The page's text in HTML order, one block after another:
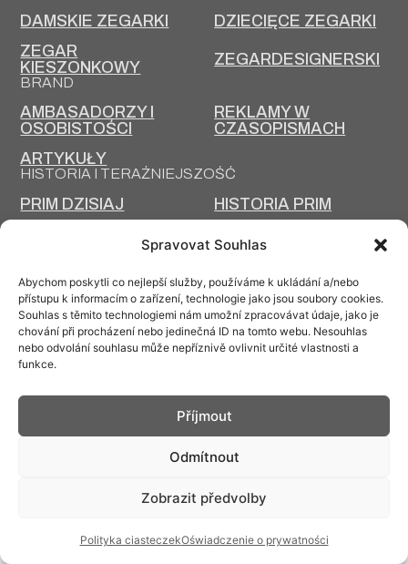
Spravovat Souhlas
Abychom poskytli co nejlepší služby, používáme k ukládání a/nebo
přístupu k informacím o zařízení, technologie jako jsou soubory cookies.
Souhlas s těmito technologiemi nám umožní zpracovávat údaje, jako je
chování při procházení nebo jedinečná ID na tomto webu. Nesouhlas
nebo odvolání souhlasu může nepříznivě ovlivnit určité vlastnosti a
funkce.
Příjmout
Odmítnout
Zobrazit předvolby
Polityka ciasteczekOświadczenie o prywatności
DAMSKIE ZEGARKI
DZIECIĘCE ZEGARKI
ZEGAR
KIESZONKOWY
ZEGARDESIGNERSKI
BRAND
AMBASADORZY I
OSOBISTOŚCI
REKLAMY W
CZASOPISMACH
ARTYKUŁY
HISTORIA I TERAŹNIEJSZOŚĆ
PRIM DZISIAJ
HISTORIA PRIM
PRODUKCJA
Kontakt: info@prim.cz
© PRIM2026